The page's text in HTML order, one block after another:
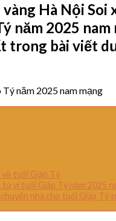
vàng Hà Nội Soi
năm 2025 nam
trong bài viết
về tuổi Giáp Tý
tử vi tuổi Giáp Tý năm 2025
chuyển nhà cho tuổi Giáp Tý